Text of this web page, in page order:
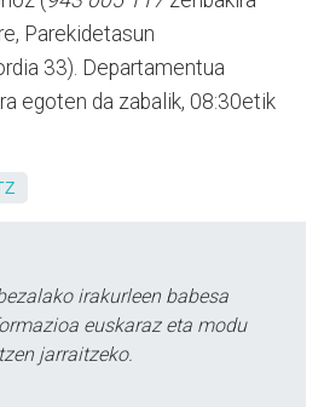
Parekidetasun
33). Departamentua
egoten da zabalik, 08:30etik
irakurleen babesa
euskaraz eta modu
jarraitzeko.